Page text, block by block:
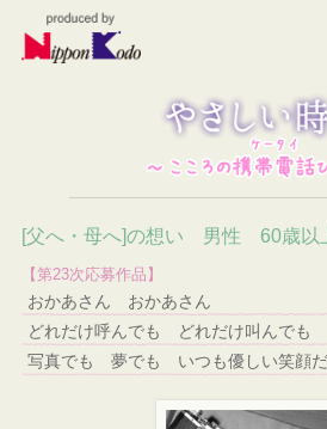
[父へ・母へ]の想い 男性 60歳以
【第23次応募作品】
おかあさん おかあさん
どれだけ呼んでも どれだけ叫んでも
写真でも 夢でも いつも優しい笑顔